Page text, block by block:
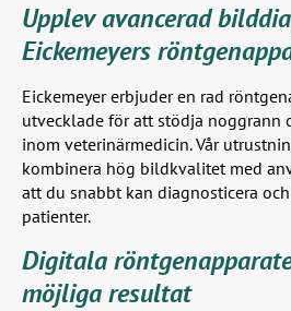
Upplev avancerad
Eickemeyers
Eickemeyer erbjuder en rad
utvecklade för att stödja noggrann
inom veterinärmedicin. Vår
kombinera hög bildkvalitet med
att du snabbt kan diagnosticera
patienter.
Digitala
möjliga resultat